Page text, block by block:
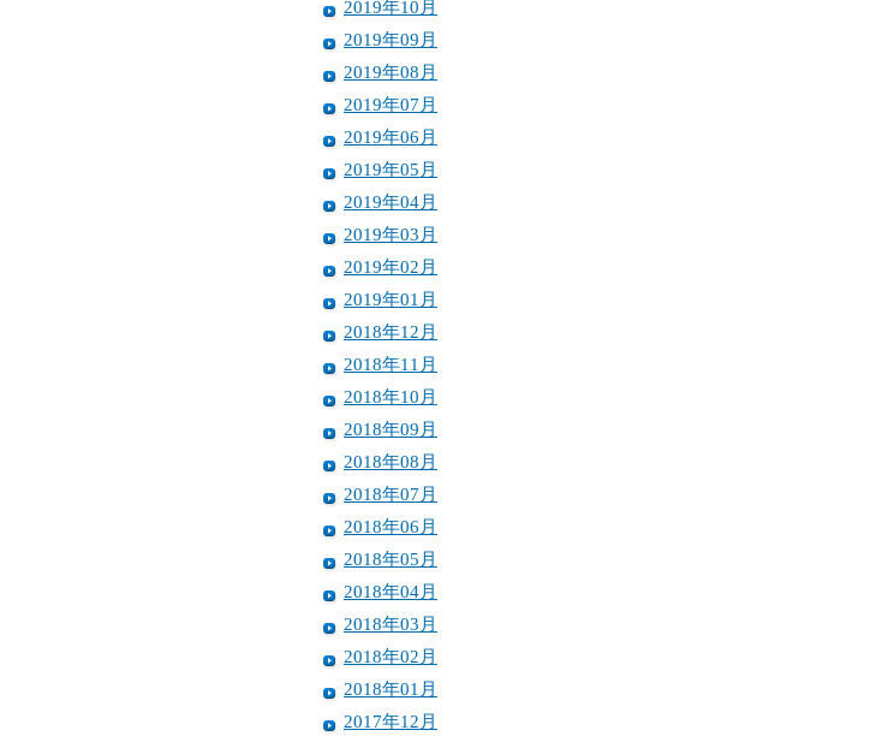
2019年10月
2019年09月
2019年08月
2019年07月
2019年06月
2019年05月
2019年04月
2019年03月
2019年02月
2019年01月
2018年12月
2018年11月
2018年10月
2018年09月
2018年08月
2018年07月
2018年06月
2018年05月
2018年04月
2018年03月
2018年02月
2018年01月
2017年12月